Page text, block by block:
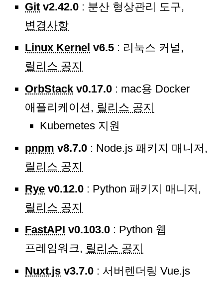
Git v2.42.0 : 분산 형상관리 도구,
변경사항
Linux Kernel v6.5 : 리눅스 커널,
릴리스 공지
OrbStack v0.17.0 : mac용 Docker
애플리케이션, 릴리스 공지
Kubernetes 지원
pnpm v8.7.0 : Node.js 패키지 매니저,
릴리스 공지
Rye v0.12.0 : Python 패키지 매니저,
릴리스 공지
FastAPI v0.103.0 : Python 웹
프레임워크, 릴리스 공지
Nuxt.js v3.7.0 : 서버렌더링 Vue.js